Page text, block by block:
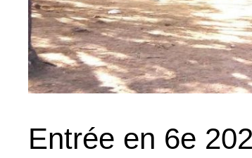
Entrée en 6e